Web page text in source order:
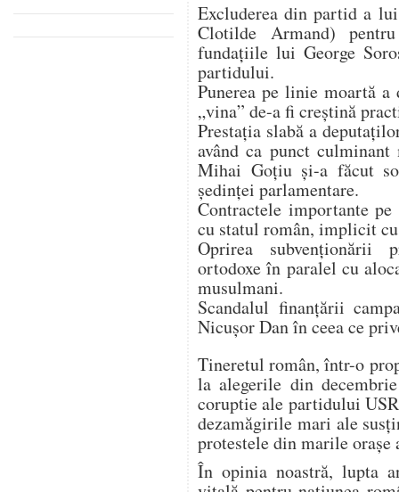
Excluderea din partid a
Clotilde Armand)
fundaţiile lui George
partidului.
Punerea pe linie moartă
„vina” de-a fi creştină
Prestaţia slabă a
având ca punct
Mihai Goţiu şi-a făcut
şedinţei parlamentare.
Contractele importante
cu statul român, implicit
Oprirea subvenţionării
ortodoxe în paralel cu
musulmani.
Scandalul finanţării
Nicuşor Dan în ceea ce
Tineretul român, într-o
la alegerile din
coruptie ale partidului
dezamăgirile mari ale
protestele din marile oraşe
În opinia noastră, lupta